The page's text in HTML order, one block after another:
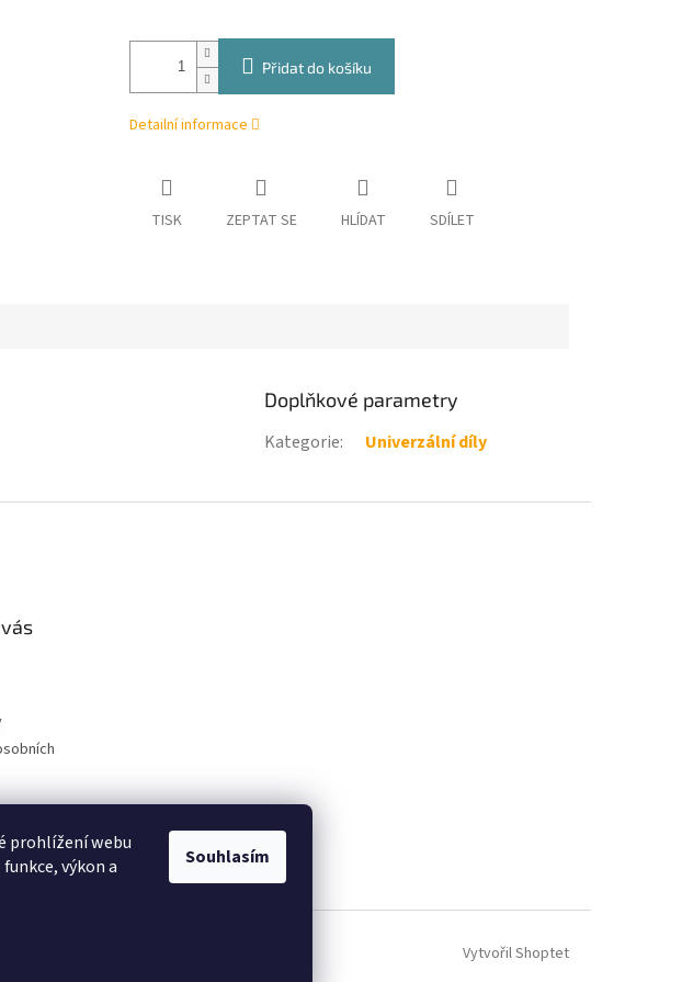
prohlížení webu
výkon a
Souhlasím
Přidat do košíku
Detailní informace
TISK ZEPTAT SE HLÍDAT SDÍLET
Doplňkové parametry
Kategorie: Univerzální díly
Vytvořil Shoptet